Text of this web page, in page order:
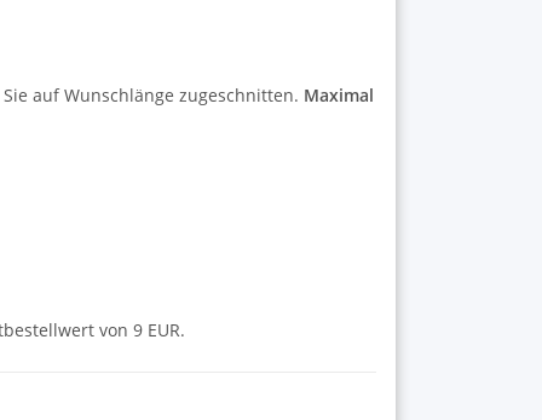
auf Wunschlänge zugeschnitten. Maximal
von 9 EUR.